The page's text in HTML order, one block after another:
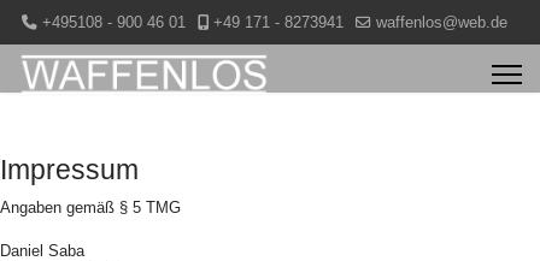
+495108 - 900 46 01 +49 171 - 8273941 waffenlos@web.de
Impressum
Angaben gemäß § 5 TMG
Daniel Saba